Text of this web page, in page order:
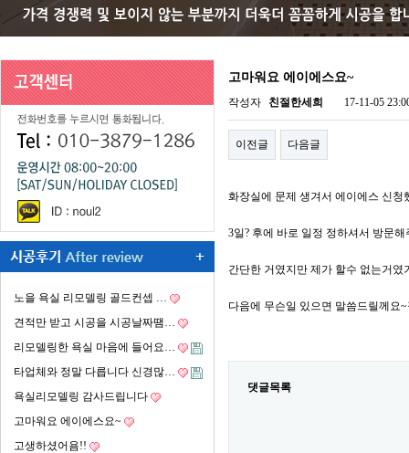
노을 욕실 리모델링 골드컨셉 …
견적만 받고 시공을 시공날짜땜…
리모델링한 욕실 마음에 들어요…
타업체와 정말 다릅니다 신경많…
욕실리모델링 감사드립니다
고마워요 에이에스요~
고생하셨어욤!!
고마워요 에이에스요~
작성자 친절한세희 17-11-05
이전글 다음글
화장실에 문제 생겨서 에이에스 신청
3일? 후에 바로 일정 정하셔서 방문
간단한 거였지만 제가 할수 없는거
다음에 무슨일 있으면 말씀드릴께요
댓글목록